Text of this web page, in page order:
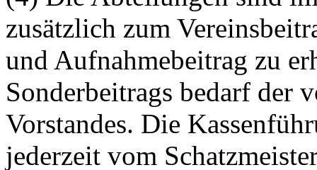
zusätzlich zum
und Aufnahmebeitrag zu
Sonderbeitrags bedarf der
Vorstandes. Die
jederzeit vom